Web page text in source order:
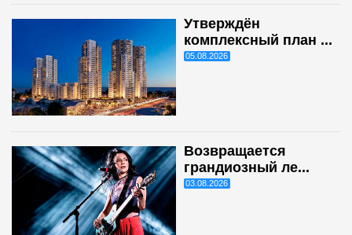
Утверждён
комплексный план ...
05.08.2026
Возвращается
грандиозный ле...
03.08.2026